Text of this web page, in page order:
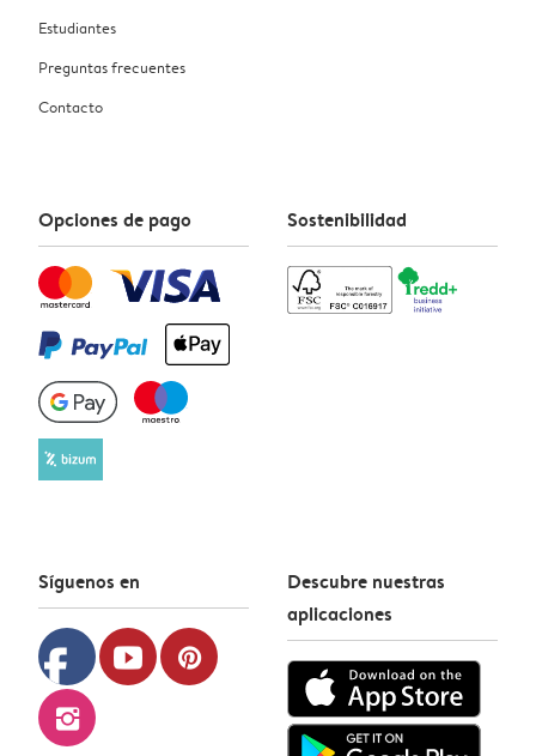
Estudiantes
Preguntas frecuentes
Contacto
Opciones de pago Sostenibilidad
Síguenos en
facebook youtube pinterest
instagram
Descubre nuestras
aplicaciones